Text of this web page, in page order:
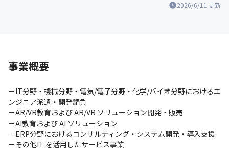
2026/6/11 更新
事業概要
－IT分野・機械分野・電気/電子分野・化学/バイオ分野におけるエ
ンジニア派遣・開発請負
－AR/VR教育および AR/VR ソリューション開発・販売
－AI教育および AI ソリューション
－ERP分野におけるコンサルティング・システム開発・導入支援
－その他IT を活用したサービス事業